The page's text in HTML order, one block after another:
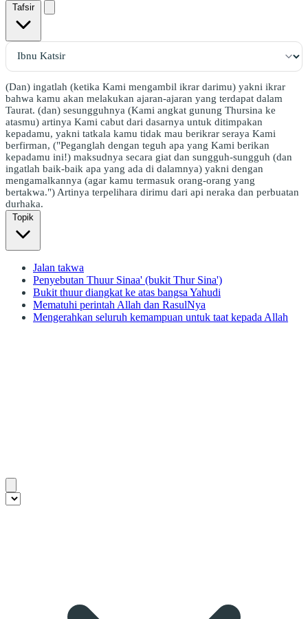
Tafsir
(Dan) ingatlah (ketika Kami mengambil ikrar darimu) yakni ikrar
bahwa kamu akan melakukan ajaran-ajaran yang terdapat dalam
Taurat. (dan) sesungguhnya (Kami angkat gunung Thursina ke
atasmu) artinya Kami cabut dari dasarnya untuk ditimpakan
kepadamu, yakni tatkala kamu tidak mau berikrar seraya Kami
berfirman, ("Peganglah dengan teguh apa yang Kami berikan
kepadamu ini!) maksudnya secara giat dan sungguh-sungguh (dan
ingatlah baik-baik apa yang ada di dalamnya) yakni dengan
mengamalkannya (agar kamu termasuk orang-orang yang
bertakwa.") Artinya terpelihara dirimu dari api neraka dan perbuatan
durhaka.
Topik
Jalan takwa
Penyebutan Thuur Sinaa' (bukit Thur Sina')
Bukit thuur diangkat ke atas bangsa Yahudi
Mematuhi perintah Allah dan RasulNya
Mengerahkan seluruh kemampuan untuk taat kepada Allah